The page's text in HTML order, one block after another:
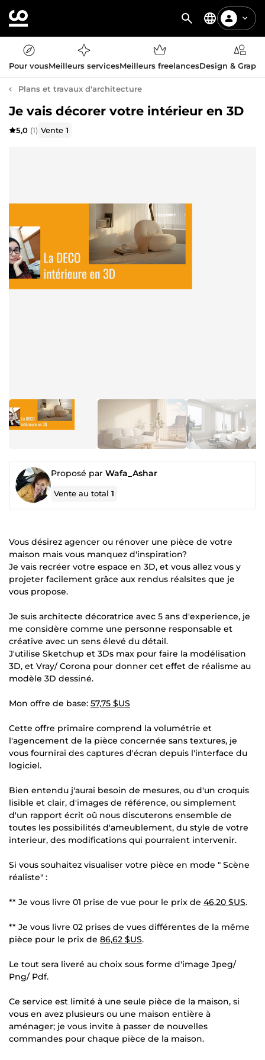
Pour vousMeilleurs servicesMeilleurs freelancesDesign &
Plans et travaux d'architecture
Je vais décorer votre intérieur en 3D
5,0 (1) Vente1
Proposé par Wafa_Ashar
Vente au total1
Vous désirez agencer ou rénover une pièce de votre
maison mais vous manquez d'inspiration?
Je vais recréer votre espace en 3D, et vous allez vous y
projeter facilement grâce aux rendus réalsites que je
vous propose.
Je suis architecte décoratrice avec 5 ans d'experience, je
me considère comme une personne responsable et
créative avec un sens élevé du détail.
J'utilise Sketchup et 3Ds max pour faire la modélisation
3D, et Vray/ Corona pour donner cet effet de réalisme au
modèle 3D dessiné.
Mon offre de base: 57,75 $US
Cette offre primaire comprend la volumétrie et
l'agencement de la pièce concernée sans textures, je
vous fournirai des captures d'écran depuis l'interface du
logiciel.
Bien entendu j'aurai besoin de mesures, ou d'un croquis
lisible et clair, d'images de référence, ou simplement
d'un rapport écrit oû nous discuterons ensemble de
toutes les possibilités d'ameublement, du style de votre
interieur, des modifications qui pourraient intervenir.
Si vous souhaitez visualiser votre pièce en mode " Scène
réaliste" :
** Je vous livre 01 prise de vue pour le prix de 46,20 $US.
** Je vous livre 02 prises de vues différentes de la même
pièce pour le prix de 86,62 $US.
Le tout sera liveré au choix sous forme d'image Jpeg/
Png/ Pdf.
Ce service est limité à une seule pièce de la maison, si
vous en avez plusieurs ou une maison entière à
aménager; je vous invite à passer de nouvelles
commandes pour chaque pièce de la maison.